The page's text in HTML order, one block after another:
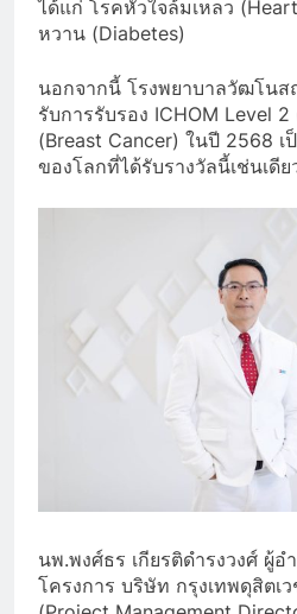
ได้แก่ โรคหัวใจล้มเหลว
หวาน (Diabetes)
นอกจากนี้ โรงพยาบาลวัฒโนส
รับการรับรอง ICHOM Level 2
(Breast Cancer) ในปี 2568 เ
ของโลกที่ได้รับรางวัลนี้เช่นเดี
นพ.พงศ์ธร เกียรติดำรงวงศ์ ผู้อ
โครงการ บริษัท กรุงเทพดุสิตเ